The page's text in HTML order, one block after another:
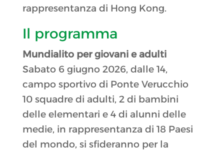
rappresentanza di Hong Kong.
Il programma
Mundialito per giovani e adulti
Sabato 6 giugno 2026, dalle 14,
campo sportivo di Ponte Verucchio
10 squadre di adulti, 2 di bambini
delle elementari e 4 di alunni delle
medie, in rappresentanza di 18 Paesi
del mondo, si sfideranno per la